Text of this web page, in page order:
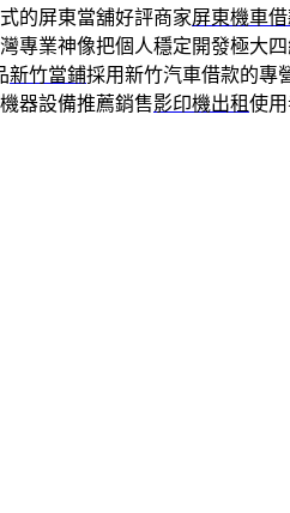
的屏東當舖好評商家屏東機車
專業神像把個人穩定開發極大
新竹當鋪採用新竹汽車借款的專
器設備推薦銷售影印機出租使